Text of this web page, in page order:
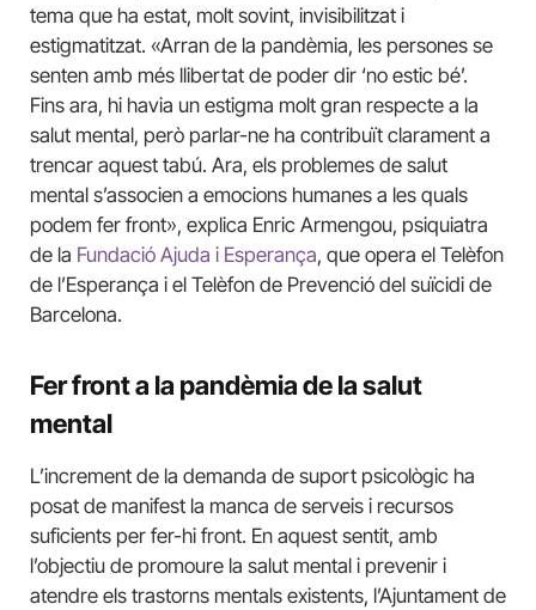
tema que ha estat, molt sovint, invisibilitzat i
estigmatitzat. «Arran de la pandèmia, les persones se
senten amb més llibertat de poder dir ‘no estic bé’.
Fins ara, hi havia un estigma molt gran respecte a la
salut mental, però parlar-ne ha contribuït clarament a
trencar aquest tabú. Ara, els problemes de salut
mental s’associen a emocions humanes a les quals
podem fer front», explica Enric Armengou, psiquiatra
de la Fundació Ajuda i Esperança, que opera el Telèfon
de l’Esperança i el Telèfon de Prevenció del suïcidi de
Barcelona.
Fer front a la pandèmia de la salut
mental
L’increment de la demanda de suport psicològic ha
posat de manifest la manca de serveis i recursos
suficients per fer-hi front. En aquest sentit, amb
l’objectiu de promoure la salut mental i prevenir i
atendre els trastorns mentals existents, l’Ajuntament de